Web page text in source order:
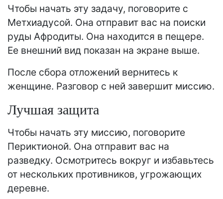
Чтобы начать эту задачу, поговорите с
Метхиадусой. Она отправит вас на поиски
руды Афродиты. Она находится в пещере.
Ее внешний вид показан на экране выше.
После сбора отложений вернитесь к
женщине. Разговор с ней завершит миссию.
Лучшая защита
Чтобы начать эту миссию, поговорите
Периктионой. Она отправит вас на
разведку. Осмотритесь вокруг и избавьтесь
от нескольких противников, угрожающих
деревне.